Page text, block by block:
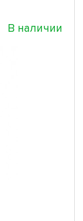
В наличии